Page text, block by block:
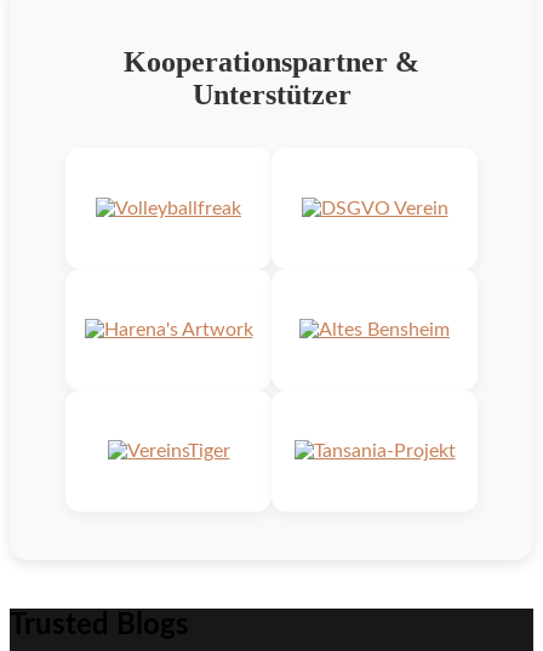
Kooperationspartner &
Unterstützer
Trusted Blogs